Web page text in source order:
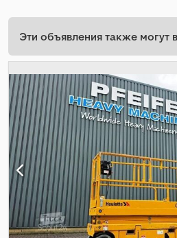
Эти объявления также могут